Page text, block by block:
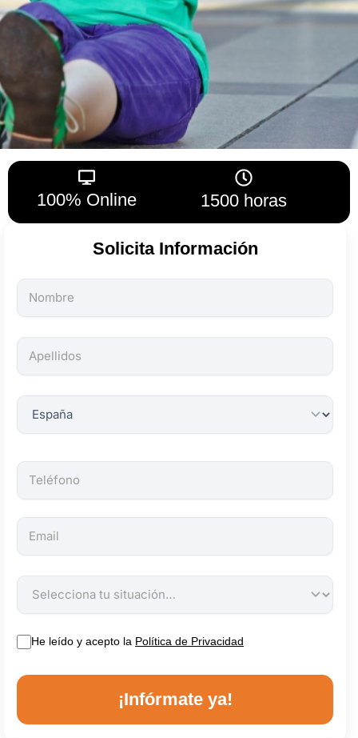
100% Online 1500 horas
Solicita Información
Todos
los
son
obligatorios.
He leído y acepto la Política de Privacidad
¡Infórmate ya!